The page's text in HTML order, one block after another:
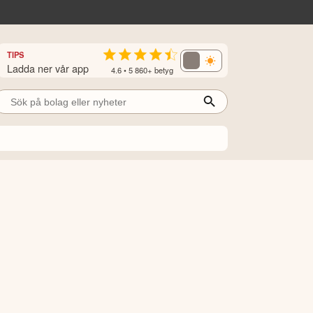
TIPS
Ladda ner vår app 4.6 • 5 860+ betyg